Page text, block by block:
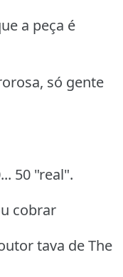
a peça é
só gente
50 "real".
cobrar
tava de The